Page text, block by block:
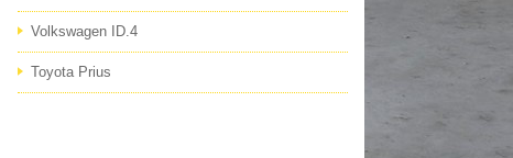
Volkswagen ID.4
Toyota Prius